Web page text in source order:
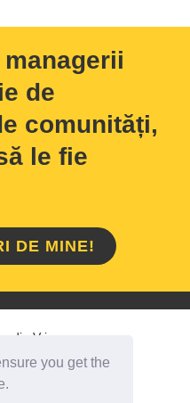
you get the
de
comunități,
le fie
DE MINE!
Vrinceanu
/ CONTACT